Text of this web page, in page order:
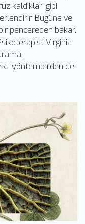
kaldıkları gibi
Bugüne ve
pencereden bakar.
Virginia
yöntemlerden de